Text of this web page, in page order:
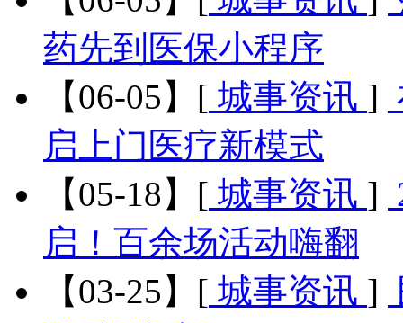
药先到医保小程序
【06-05】 [ 城事资讯 ]
启上门医疗新模式
【05-18】 [ 城事资讯 ]
启！百余场活动嗨翻
【03-25】 [ 城事资讯 ]